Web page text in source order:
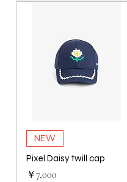
NEW
Pixel Daisy twill cap
価格
￥7,000